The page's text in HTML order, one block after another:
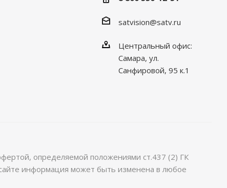
satvision@satv.ru
Центральный офис:
Самара, ул.
Санфировой, 95 к.1
определяемой положениями ст.437 (2) ГК
информация может быть изменена в любое